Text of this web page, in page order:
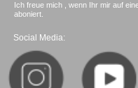
Ich freue mich , wenn Ihr mir auf
aboniert.
Social Media: